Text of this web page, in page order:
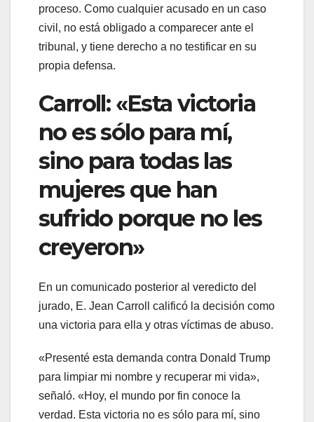
proceso. Como cualquier acusado en un caso
civil, no está obligado a comparecer ante el
tribunal, y tiene derecho a no testificar en su
propia defensa.
Carroll: «Esta victoria
no es sólo para mí,
sino para todas las
mujeres que han
sufrido porque no les
creyeron»
En un comunicado posterior al veredicto del
jurado, E. Jean Carroll calificó la decisión como
una victoria para ella y otras víctimas de abuso.
«Presenté esta demanda contra Donald Trump
para limpiar mi nombre y recuperar mi vida»,
señaló. «Hoy, el mundo por fin conoce la
verdad. Esta victoria no es sólo para mí, sino